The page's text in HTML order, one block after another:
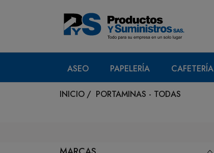
ASEO PAPELERÍA CAFETERÍA
INICIO / PORTAMINAS - TODAS